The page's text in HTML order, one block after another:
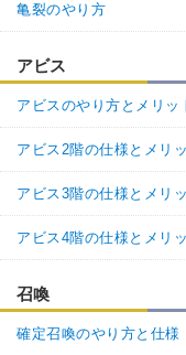
亀裂のやり方
アビス
アビスのやり方とメリッ
アビス2階の仕様とメリ
アビス3階の仕様とメリ
アビス4階の仕様とメリ
召喚
確定召喚のやり方と仕様